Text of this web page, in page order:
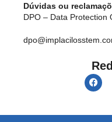
Dúvidas ou
DPO – Data Protection